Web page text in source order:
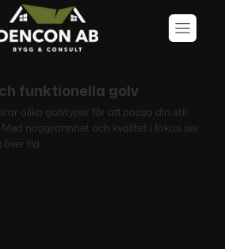
funktionella golv
olika golvtyper för att passa din stil
noggrannhet och kvalitet i fokus ser
tid.